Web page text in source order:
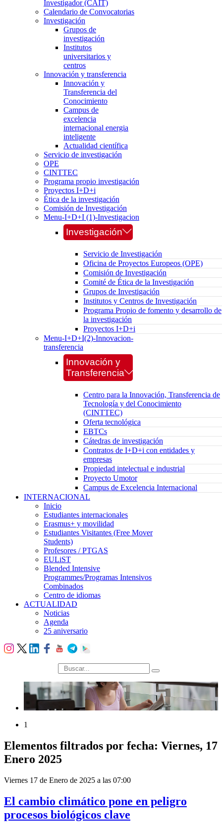
Investigador (CAIT)
Calendario de Convocatorias
Investigación
Grupos de
investigación
Institutos
universitarios y
centros
Innovación y transferencia
Innovación y
Transferencia del
Conocimiento
Campus de
excelencia
internacional energia
inteligente
Actualidad científica
Servicio de investigación
OPE
CINTTEC
Programa propio investigación
Proyectos I+D+i
Ética de la investigación
Comisión de Investigación
Menu-I+D+I (1)-Investigacion
Investigación
Servicio de Investigación
Oficina de Proyectos Europeos (OPE)
Comisión de Investigación
Comité de Ética de la Investigación
Grupos de Investigación
Institutos y Centros de Investigación
Programa Propio de fomento y desarrollo de
la investigación
Proyectos I+D+i
Menu-I+D+I(2)-Innovacion-
transferencia
Innovación y
Transferencia
Centro para la Innovación, Transferencia de
Tecnología y del Conocimiento
(CINTTEC)
Oferta tecnológica
EBTCs
Cátedras de investigación
Contratos de I+D+i con entidades y
empresas
Propiedad intelectual e industrial
Proyecto Umotor
Campus de Excelencia Internacional
INTERNACIONAL
Inicio
Estudiantes internacionales
Erasmus+ y movilidad
Estudiantes Visitantes (Free Mover
Students)
Profesores / PTGAS
EULiST
Blended Intensive
Programmes/Programas Intensivos
Combinados
Centro de idiomas
ACTUALIDAD
Noticias
Agenda
25 aniversario
búsqueda
1
Elementos filtrados por fecha: Viernes, 17
Enero 2025
Viernes 17 de Enero de 2025 a las 07:00
El cambio climático pone en peligro
procesos biológicos clave